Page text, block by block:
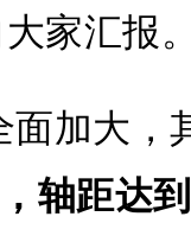
家汇报
加大，
轴距达